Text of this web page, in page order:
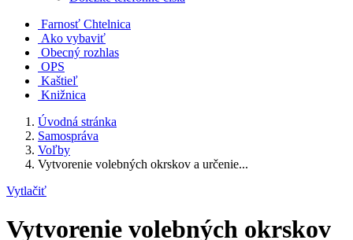
Farnosť Chtelnica
Ako vybaviť
Obecný rozhlas
OPS
Kaštieľ
Knižnica
Úvodná stránka
Samospráva
Voľby
Vytvorenie volebných okrskov a určenie...
Vytlačiť
Vytvorenie volebných okrskov